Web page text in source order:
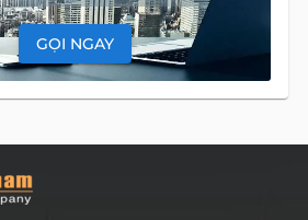
GỌI NGAY